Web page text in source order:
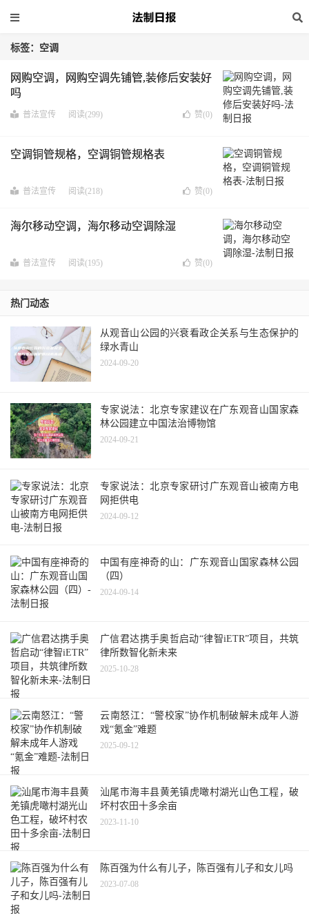
标签：空调
网购空调，网购空调先铺管,装修后安装好
吗
普法宣传 阅读(299) 赞(0)
空调铜管规格，空调铜管规格表
普法宣传 阅读(218) 赞(0)
海尔移动空调，海尔移动空调除湿
普法宣传 阅读(195) 赞(0)
热门动态
从观音山公园的兴衰看政企关系与生态保护的
绿水青山
2024-09-20
专家说法：北京专家建议在广东观音山国家森
林公园建立中国法治博物馆
2024-09-21
专家说法：北京专家研讨广东观音山被南方电
网拒供电
2024-09-12
中国有座神奇的山：广东观音山国家森林公园
（四）
2024-09-14
广信君达携手奥哲启动“律智iETR”项目，共筑
律所数智化新未来
2025-10-28
云南怒江：“警校家”协作机制破解未成年人游
戏“氪金”难题
2025-09-12
汕尾市海丰县黄羌镇虎噉村湖光山色工程，破
坏村农田十多余亩
2023-11-10
陈百强为什么有儿子，陈百强有儿子和女儿吗
2023-07-08